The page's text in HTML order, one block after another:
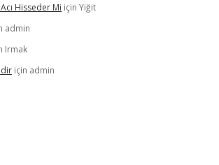
Hisseder Mi için Yiğit
admin
Irmak
için admin